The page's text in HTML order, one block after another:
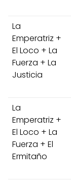
La
Emperatriz +
El Loco + La
Fuerza + La
Justicia
La
Emperatriz +
El Loco + La
Fuerza + El
Ermitaño